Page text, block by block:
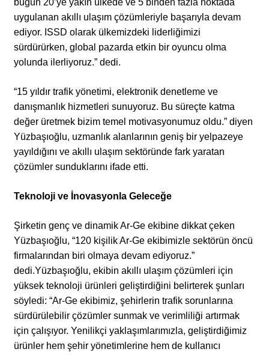
bugün 20’ye yakın ülkede ve 5 binden fazla noktada
uygulanan akıllı ulaşım çözümleriyle başarıyla devam
ediyor. ISSD olarak ülkemizdeki liderliğimizi
sürdürürken, global pazarda etkin bir oyuncu olma
yolunda ilerliyoruz.” dedi.
“15 yıldır trafik yönetimi, elektronik denetleme ve
danışmanlık hizmetleri sunuyoruz. Bu süreçte katma
değer üretmek bizim temel motivasyonumuz oldu.” diyen
Yüzbaşıoğlu, uzmanlık alanlarının geniş bir yelpazeye
yayıldığını ve akıllı ulaşım sektöründe fark yaratan
çözümler sunduklarını ifade etti.
Teknoloji ve İnovasyonla Geleceğe
Şirketin genç ve dinamik Ar-Ge ekibine dikkat çeken
Yüzbaşıoğlu, “120 kişilik Ar-Ge ekibimizle sektörün öncü
firmalarından biri olmaya devam ediyoruz.”
dedi.Yüzbaşıoğlu, ekibin akıllı ulaşım çözümleri için
yüksek teknoloji ürünleri geliştirdiğini belirterek şunları
söyledi: “Ar-Ge ekibimiz, şehirlerin trafik sorunlarına
sürdürülebilir çözümler sunmak ve verimliliği artırmak
için çalışıyor. Yenilikçi yaklaşımlarımızla, geliştirdiğimiz
ürünler hem şehir yönetimlerine hem de kullanıcı